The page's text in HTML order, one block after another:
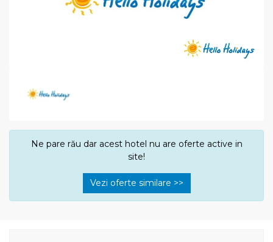
Ne pare rău dar acest hotel nu are oferte active in
site!
Vezi oferte similare >>